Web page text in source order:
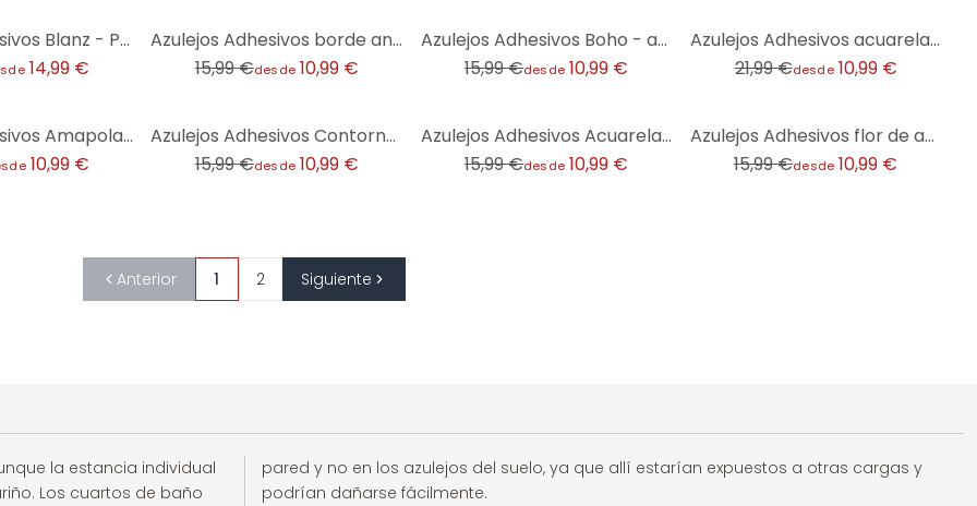
Azulejos Adhesivos Blanz - Poesía en flor - lote de 12
14,99 €
Azulejos Adhesivos borde antiguo - lote de 12
15,99 €desde 10,99 €
Azulejos Adhesivos Boho - abanico eucalipto - lote de 12
15,99 €desde 10,99 €
Azulejos Adhesivos acuarela flores azul - Treechild - lote de 12
21,99 €desde 10,99 €
Azulejos Adhesivos Amapola Roja - lote de 12
10,99 €
Azulejos Adhesivos Contornos Hojas Rosa - Lote de 12
15,99 €desde 10,99 €
Azulejos Adhesivos Acuarela - Cuadrados diagonales - Coral - Lote de 12
15,99 €desde 10,99 €
Azulejos Adhesivos flor de adorno - lote de 12
15,99 €desde 10,99 €
Anterior 1 2 Siguiente
la estancia individual
Los cuartos de baño
pared y no en los azulejos del suelo, ya que allí estarían expuestos a otras cargas y
podrían dañarse fácilmente.